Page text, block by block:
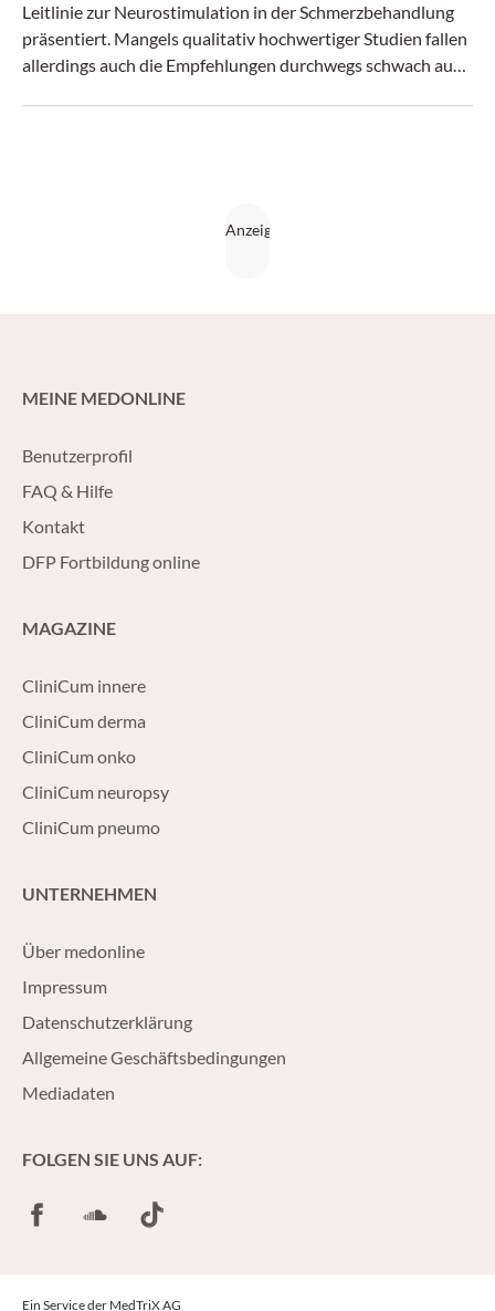
Leitlinie zur Neurostimulation in der Schmerzbehandlung
präsentiert. Mangels qualitativ hochwertiger Studien fallen
allerdings auch die Empfehlungen durchwegs schwach aus
MEINE MEDONLINE
Benutzerprofil
FAQ & Hilfe
Kontakt
DFP Fortbildung online
MAGAZINE
CliniCum innere
CliniCum derma
CliniCum onko
CliniCum neuropsy
CliniCum pneumo
UNTERNEHMEN
Über medonline
Impressum
Datenschutzerklärung
Allgemeine Geschäftsbedingungen
Mediadaten
FOLGEN SIE UNS AUF:
FacebookSoundCloud
TikTok
Ein Service der MedTriX AG